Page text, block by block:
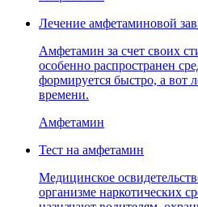
Лечение амфетаминовой
Амфетамин за счет своих
особенно распространен
формируется быстро, а вот
времени.
Амфетамин
Тест на амфетамин
Медицинское
организме наркотических